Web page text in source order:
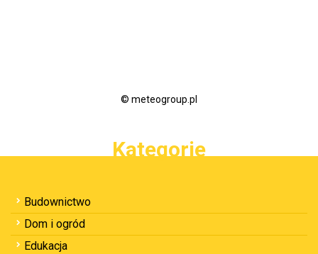
© meteogroup.pl
Kategorie
Budownictwo
Dom i ogród
Edukacja